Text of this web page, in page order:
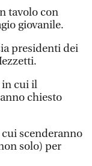
tavolo con
giovanile.
presidenti dei
in cui il
chiesto
scenderanno
solo) per